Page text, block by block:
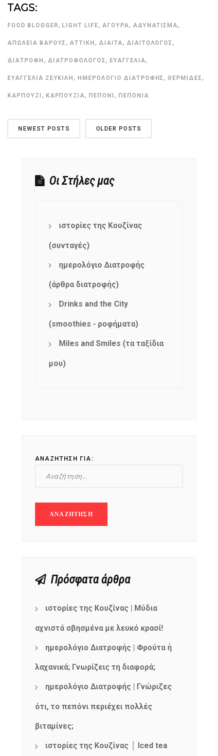
TAGS:
FOOD BLOGGER , LIGHT LIFE, ΆΓΟΥΡΑ, ΑΔΥΝΆΤΙΣΜΑ,
ΑΠΏΛΕΙΑ ΒΆΡΟΥΣ ,ΑΤΤΙΚΉ , ΔΊΑΙΤΑ, ΔΙΑΙΤΟΛΌΓΟΣ ,
ΔΙΑΤΡΟΦΉ , ΔΙΑΤΡΟΦΟΛΌΓΟΣ , ΕΥΑΓΓΕΛΊΑ,
ΕΥΑΓΓΕΛΊΑ ΖΕΥΚΙΛΉ , ΗΜΕΡΟΛΌΓΙΟ ΔΙΑΤΡΟΦΉΣ , ΘΕΡΜΊΔΕΣ ,
ΚΑΡΠΟΎΖΙ , ΚΑΡΠΟΎΖΙΑ, ΠΕΠΌΝΙ , ΠΕΠΌΝΙΑ
NEWEST POSTS OLDER POSTS
Οι Στήλες μας
ιστορίες της Κουζίνας
(συνταγές)
ημερολόγιο Διατροφής
(άρθρα διατροφής)
Drinks and the City
(smoothies - ροφήματα)
Miles and Smiles (τα ταξίδια
μου)
ΑΝΑΖΉΤΗΣΗ ΓΙΑ:
Πρόσφατα άρθρα
ιστορίες της Κουζίνας | Μύδια
αχνιστά σβησμένα με λευκό κρασί!
ημερολόγιο Διατροφής | Φρούτα ή
λαχανικά; Γνωρίζεις τη διαφορά;
ημερολόγιο Διατροφής | Γνώριζες
ότι, το πεπόνι περιέχει πολλές
βιταμίνες;
ιστορίες της Κουζίνας │ Iced tea
NEWSLETTER
Get ti
mel
y updates
fro
m
your favorite
products